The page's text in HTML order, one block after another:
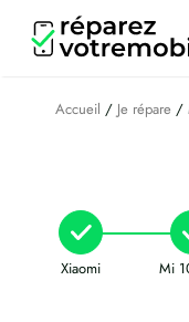
contenu
Accueil / Je répare /
Xiaomi Mi